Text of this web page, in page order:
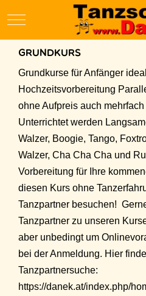
Mobile Menu Toggle
Grundkurs
Grundkurse für Anfänger
Hochzeitsvorbereitung
ohne Aufpreis auch
Unterrichtet werden
Walzer, Boogie, Tango,
Walzer, Cha Cha Cha und
Vorbereitung für Ihre
diesen Kurs ohne
Tanzpartner besuchen!
Tanzpartner zu unseren
aber unbedingt um
bei der Anmeldung. Hier
Tanzpartnersuche:
https://danek.at/index.php/